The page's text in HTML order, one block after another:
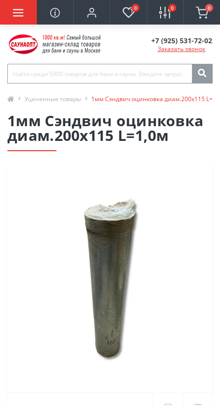
0 0 0
+7 (925) 531-72-02
Заказать звонок
Уцененные товары 1мм Сэндвич оцинковка диам.200х115
1мм Сэндвич оцинковка
диам.200х115 L=1,0м